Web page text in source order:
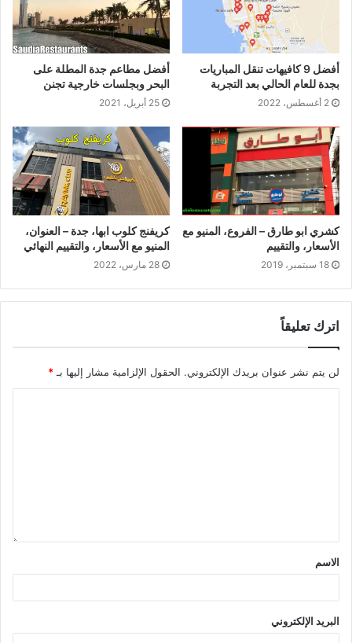
أفضل 9 كافيهات تنقل المباريات
بجدة للعام الحالي بعد التجربة
2 أغسطس، 2022
أفضل مطاعم جدة المطلة على
البحر وبجلسات خارجية تجنن
25 أبريل، 2021
كشري ابو طارق – الفروع، المنيو مع
الأسعار، والتقييم
18 سبتمبر، 2019
كريفنج كلوب ابها، جدة – العنوان،
المنيو مع الأسعار، والتقييم النهائي
28 مارس، 2022
اترك تعليقاً
لن يتم نشر عنوان بريدك الإلكتروني. الحقول الإلزامية مشار إليها بـ *
الاسم
البريد الإلكتروني